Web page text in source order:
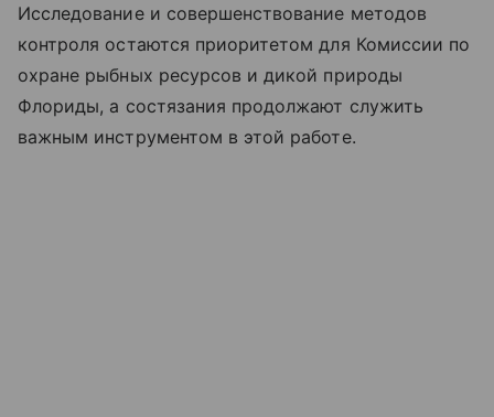
Исследование и совершенствование методов
контроля остаются приоритетом для Комиссии по
охране рыбных ресурсов и дикой природы
Флориды, а состязания продолжают служить
важным инструментом в этой работе.